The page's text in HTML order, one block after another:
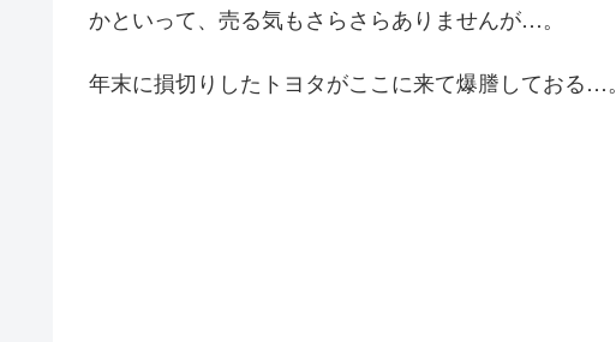
かといって、売る気もさらさらありませんが…。
年末に損切りしたトヨタがここに来て爆謄しておる…。